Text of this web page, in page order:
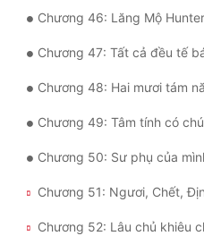
Sát Phạt Quyết Đoán
Điềm Đạm
Chương 46: Lăng Mộ
Chương 47: Tất cả đều tế
Chương 48: Hai mươi tám
Chương 49: Tâm tính có
Chương 50: Sư phụ của
Chương 51: Ngươi, Chết,
Chương 52: Lâu chủ khiêu